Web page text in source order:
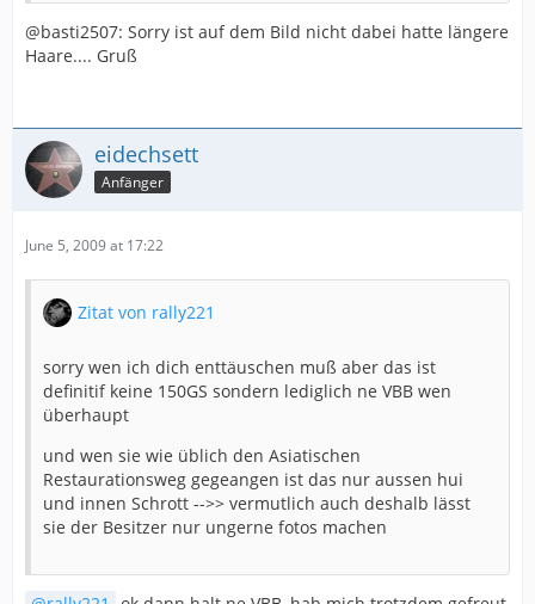
@basti2507: Sorry ist auf dem Bild nicht dabei hatte längere
Haare.... Gruß
eidechsett
Anfänger
June 5, 2009 at 17:22
Zitat von rally221
sorry wen ich dich enttäuschen muß aber das ist
definitif keine 150GS sondern lediglich ne VBB wen
überhaupt
und wen sie wie üblich den Asiatischen
Restaurationsweg gegeangen ist das nur aussen hui
und innen Schrott -->> vermutlich auch deshalb lässt
sie der Besitzer nur ungerne fotos machen